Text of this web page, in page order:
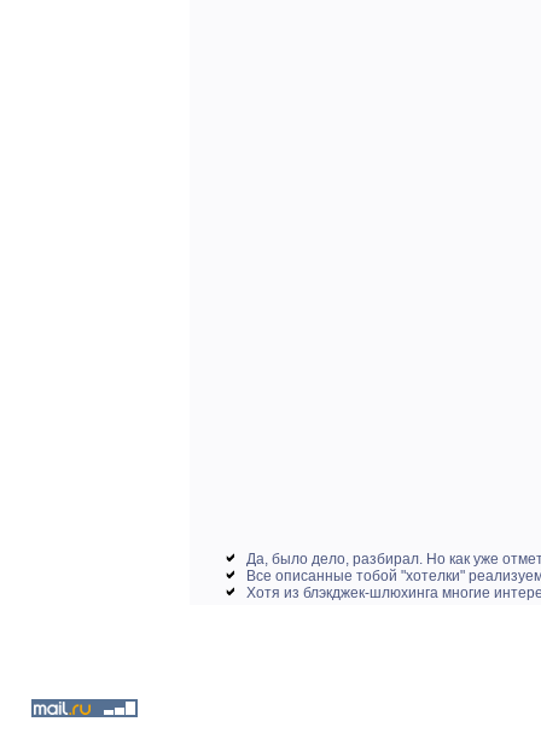
Да, было дело, разбирал. Но как уже
Все описанные тобой "хотелки"
Хотя из блэкджек-шлюхинга многие